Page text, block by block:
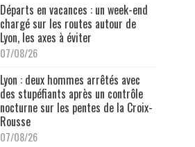
Départs en vacances : un week-end
chargé sur les routes autour de
Lyon, les axes à éviter
07/08/26
Lyon : deux hommes arrêtés avec
des stupéfiants après un contrôle
nocturne sur les pentes de la Croix-
Rousse
07/08/26